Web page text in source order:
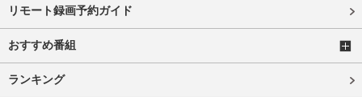
リモート録画予約ガイド
おすすめ番組
ランキング